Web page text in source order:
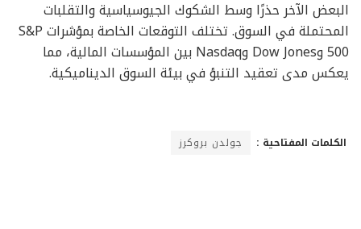
البعض الآخر حذرًا وسط الشكوك الجيوسياسية والتقلبات
المحتملة في السوق. تختلف التوقعات الخاصة بمؤشرات S&P
500 وDow Jones وNasdaq بين المؤسسات المالية، مما
يعكس مدى تعقيد التنبؤ في بيئة السوق الديناميكية.
الكلمات المفتاحية : جولدن بروكرز